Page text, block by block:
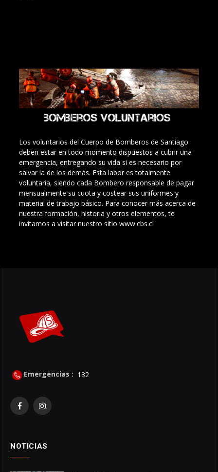
Los voluntarios del Cuerpo de Bomberos de Santiago
deben estar en todo momento dispuestos a cubrir una
emergencia, entregando su vida si es necesario por
salvar la de los demás. Esta labor es totalmente
voluntaria, siendo cada Bombero responsable de pagar
mensualmente su cuota y costear sus uniformes y
material de trabajo básico. Para conocer más acerca de
nuestra formación, historia y otros elementos, te
invitamos a visitar nuestro sitio www.cbs.cl
Emergencias : 132
FacebookInstagram
NOTICIAS